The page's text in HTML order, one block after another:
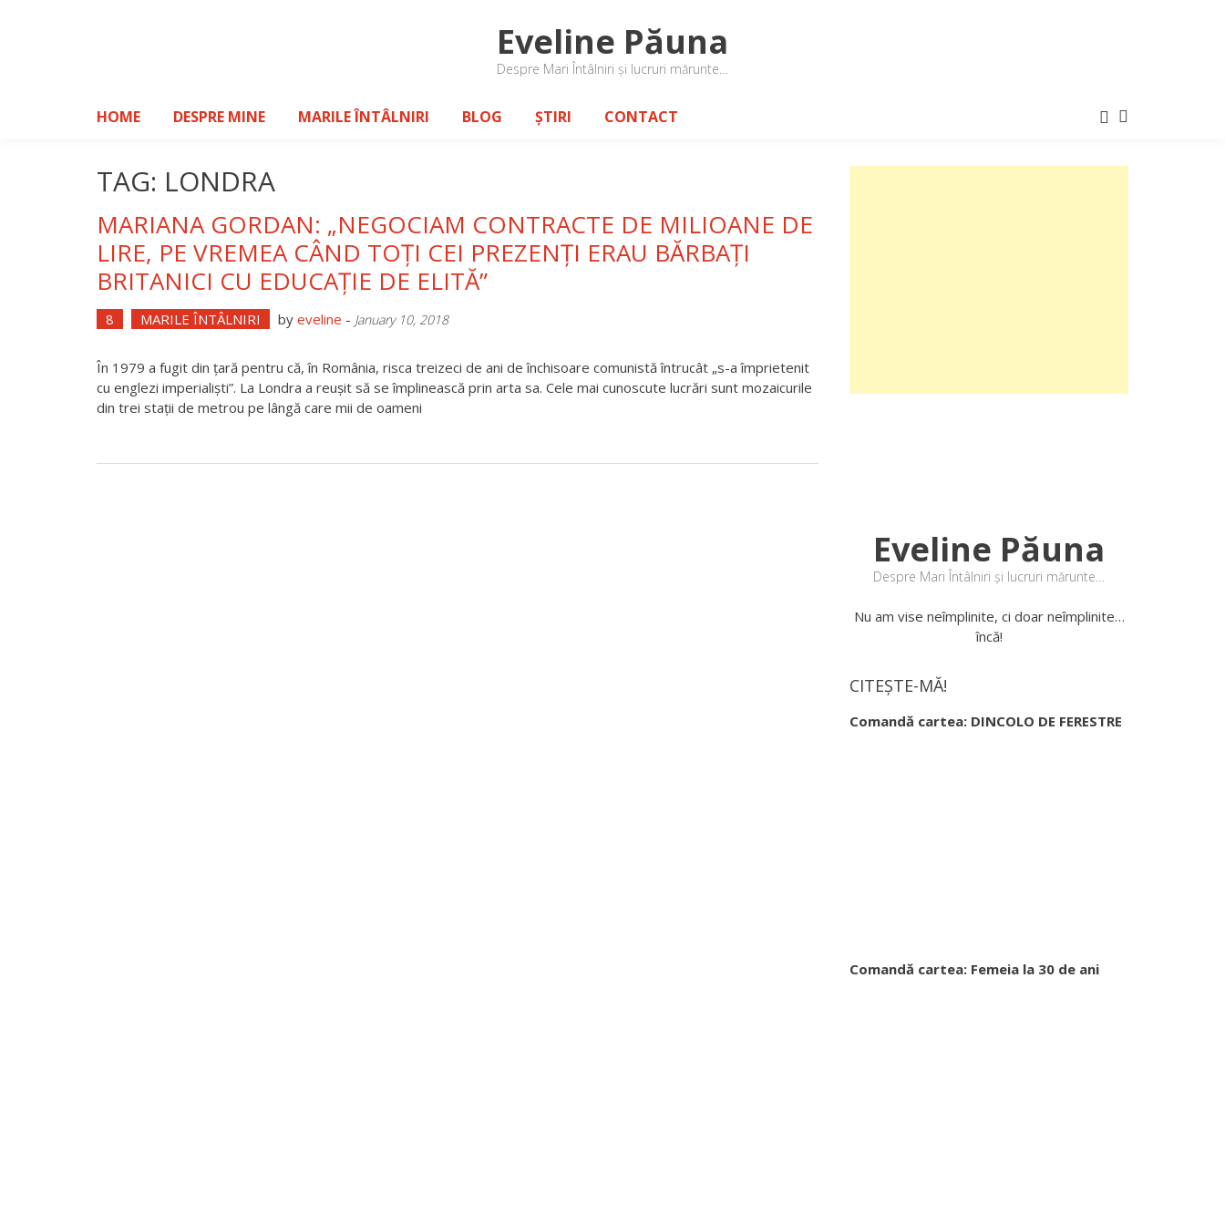
Eveline Păuna
Despre Mari Întâlniri și lucruri mărunte…
HOME DESPRE MINE MARILE ÎNTÂLNIRI BLOG ȘTIRI CONTACT
TAG: LONDRA
MARIANA GORDAN: „NEGOCIAM CONTRACTE DE MILIOANE DE
LIRE, PE VREMEA CÂND TOȚI CEI PREZENȚI ERAU BĂRBAȚI
BRITANICI CU EDUCAȚIE DE ELITĂ”
8 MARILE ÎNTÂLNIRI by eveline - January 10, 2018
În 1979 a fugit din țară pentru că, în România, risca treizeci de ani de închisoare comunistă întrucât „s-a împrietenit
cu englezi imperialiști”. La Londra a reușit să se împlinească prin arta sa. Cele mai cunoscute lucrări sunt mozaicurile
din trei stații de metrou pe lângă care mii de oameni
Eveline Păuna
Despre Mari Întâlniri și lucruri mărunte…
Nu am vise neîmplinite, ci doar neîmplinite…
încă!
CITEȘTE-MĂ!
Comandă cartea: DINCOLO DE FERESTRE
Comandă cartea: Femeia la 30 de ani